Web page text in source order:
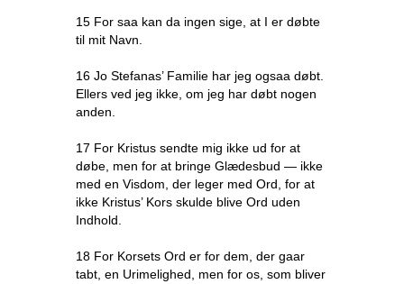
15 For saa kan da ingen sige, at I er døbte
til mit Navn.
16 Jo Stefanas’ Familie har jeg ogsaa døbt.
Ellers ved jeg ikke, om jeg har døbt nogen
anden.
17 For Kristus sendte mig ikke ud for at
døbe, men for at bringe Glædesbud — ikke
med en Visdom, der leger med Ord, for at
ikke Kristus’ Kors skulde blive Ord uden
Indhold.
18 For Korsets Ord er for dem, der gaar
tabt, en Urimelighed, men for os, som bliver